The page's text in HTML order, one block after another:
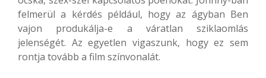
felmerül a kérdés például, hogy az ágyban Ben
vajon produkálja-e a váratlan sziklaomlás
jelenségét. Az egyetlen vigaszunk, hogy ez sem
rontja tovább a film színvonalát.